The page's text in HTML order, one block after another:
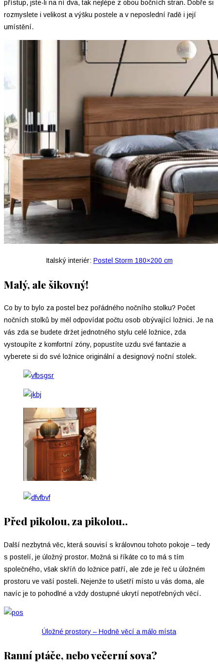
přístup, jste-li na ní dva, tak nejlépe z obou bočních stran. Dobře si
rozmyslete i velikost a výšku postele a v neposlední řadě i její
umístění.
Italský interiér: Postel Storm 180×200 cm
Malý, ale šikovný!
Co by to bylo za postel bez pořádného nočního stolku? Počet
nočních stolků by měl odpovídat počtu osob obývající ložnici. Je na
vás zda se budete držet jednotného stylu celé ložnice, zda
vystoupíte z komfortní zóny, popustíte uzdu své fantazie a
vyberete si do své ložnice originální a designový noční stolek.
Před pikolou, za pikolou..
Další nezbytná věc, která souvisí s královnou tohoto pokoje – tedy
s postelí, je úložný prostor. Možná si říkáte co to má s tím
společného, však skříň do ložnice patří, ale zde je řeč u úložném
prostoru ve vaší posteli. Nejenže to ušetří místo u vás doma, ale
navíc je to pohodlné a vždy dostupné ukrytí nepotřebných věcí.
Úložné prostory – Hodně věcí a málo místa
Ranní ptáče, nebo večerní sova?